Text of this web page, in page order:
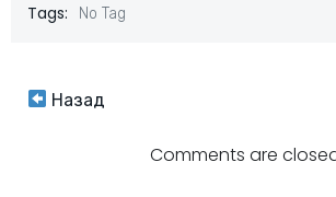
Tags: No Tag
Навигация
Назад
по
Comments are